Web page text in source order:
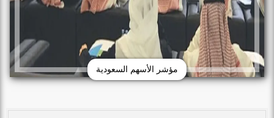
مؤشر الأسهم السعودية